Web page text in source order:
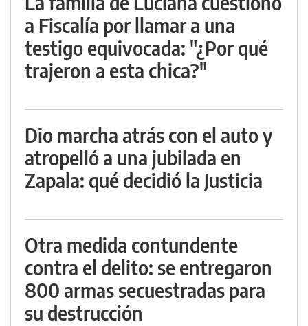
a Fiscalía por llamar a una
testigo equivocada: "¿Por qué
trajeron a esta chica?"
Dio marcha atrás con el auto y
atropelló a una jubilada en
Zapala: qué decidió la Justicia
Otra medida contundente
contra el delito: se entregaron
800 armas secuestradas para
su destrucción